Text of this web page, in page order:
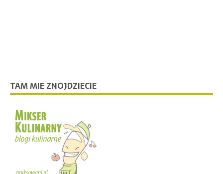
TAM MIE ZNOJDZIECIE